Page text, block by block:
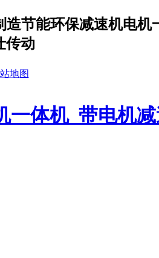
造节能环保减速机电机
传动
地图